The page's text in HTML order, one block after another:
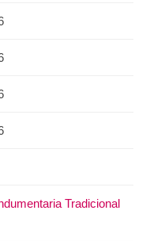
Tradicional